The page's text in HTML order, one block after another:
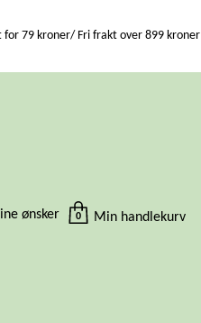
for 79 kroner/ Fri frakt over 899 kroner
ønsker 0 Min handlekurv